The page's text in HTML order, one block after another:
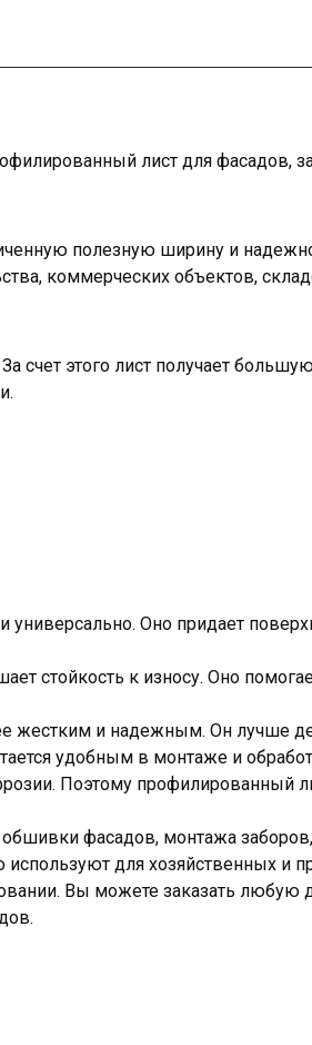
лист для фасадов,
полезную ширину и
коммерческих объектов,
этого лист получает
универсально. Оно придает
стойкость к износу. Оно
жестким и надежным. Он лучше
удобным в монтаже и
Поэтому профилированный
фасадов, монтажа заборов,
для хозяйственных и
Вы можете заказать любую